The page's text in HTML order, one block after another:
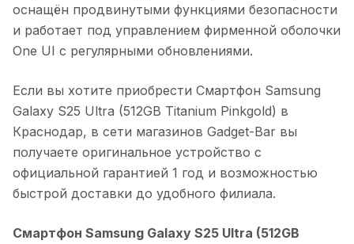
оснащён продвинутыми функциями безопасности
и работает под управлением фирменной оболочки
One UI с регулярными обновлениями.
Если вы хотите приобрести Смартфон Samsung
Galaxy S25 Ultra (512GB Titanium Pinkgold) в
Краснодар, в сети магазинов Gadget-Bar вы
получаете оригинальное устройство с
официальной гарантией 1 год и возможностью
быстрой доставки до удобного филиала.
Смартфон Samsung Galaxy S25 Ultra (512GB